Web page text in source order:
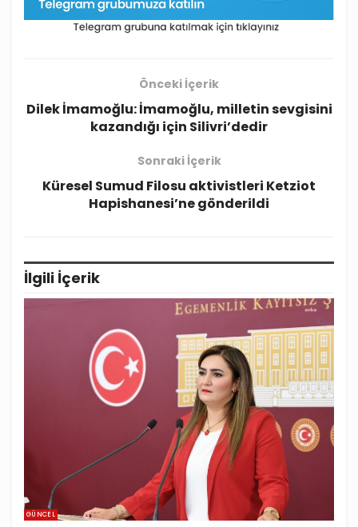
Önceki İçerik
Dilek İmamoğlu: İmamoğlu, milletin sevgisini
kazandığı için Silivri’dedir
Sonraki İçerik
Küresel Sumud Filosu aktivistleri Ketziot
Hapishanesi’ne gönderildi
İlgili İçerik
GÜNCEL